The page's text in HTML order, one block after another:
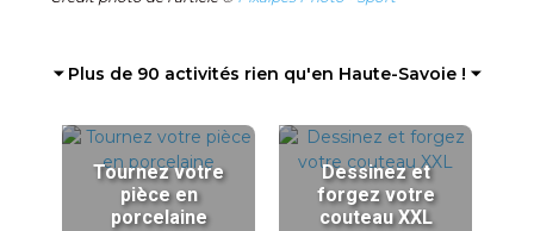
⏷ Plus de 90 activités rien qu'en Haute-Savoie ! ⏷
Tournez votre
pièce en
porcelaine
Dessinez et
forgez votre
couteau XXL